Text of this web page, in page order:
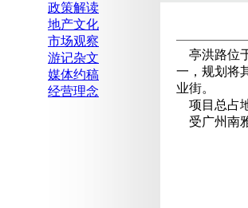
政策解读
地产文化
市场观察
游记杂文
媒体约稿
经营理念
亭洪路位
一，规划将
业街。
项目总占
受广州南